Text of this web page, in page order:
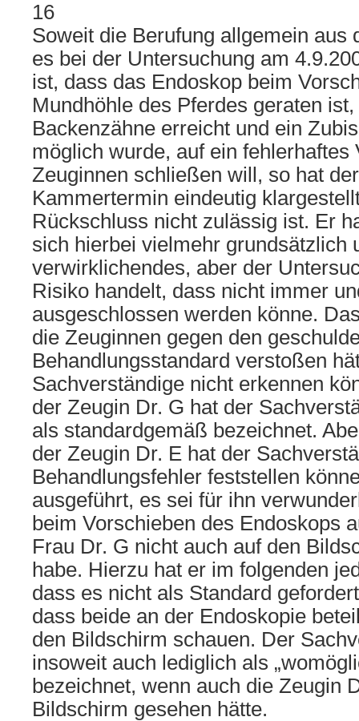
16
Soweit die Berufung allgemein aus
es bei der Untersuchung am
ist, dass das Endoskop beim
Mundhöhle des Pferdes geraten
Backenzähne erreicht und ein
möglich wurde, auf ein fehlerhaftes
Zeuginnen schließen will, so hat
Kammertermin eindeutig
Rückschluss nicht zulässig ist. Er
sich hierbei vielmehr grundsätzlich
verwirklichendes, aber der
Risiko handelt, dass nicht immer
ausgeschlossen werden könne.
die Zeuginnen gegen den
Behandlungsstandard verstoßen
Sachverständige nicht erkennen
der Zeugin Dr. G hat der
als standardgemäß bezeichnet.
der Zeugin Dr. E hat der
Behandlungsfehler feststellen
ausgeführt, es sei für ihn
beim Vorschieben des Endoskops
Frau Dr. G nicht auch auf den
habe. Hierzu hat er im folgenden
dass es nicht als Standard
dass beide an der Endoskopie
den Bildschirm schauen. Der
insoweit auch lediglich als
bezeichnet, wenn auch die Zeugin
Bildschirm gesehen hätte.